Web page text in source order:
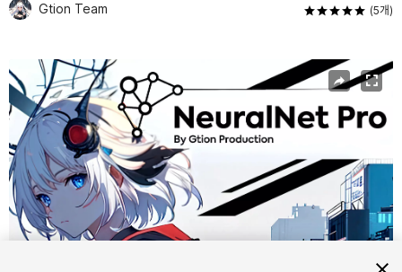
Gtion Team (5개)
현재 슬라이드: 1 / 9